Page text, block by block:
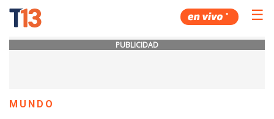
☰
PUBLICIDAD
MUNDO